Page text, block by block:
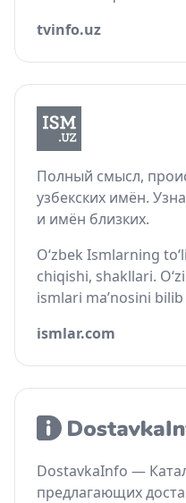
tvinfo.uz
Полный смысл,
узбекских имён.
и имён близких.
O‘zbek Ismlarning
chiqishi, shakllari.
ismlari ma’nosini
ismlar.com
DostavkaInfo —
предлагающих